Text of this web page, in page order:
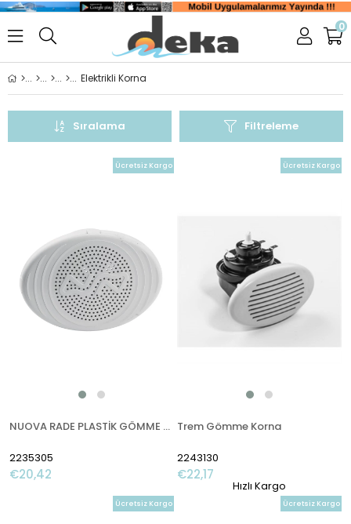
0
Elektrikli Korna
Filtreleme
Sıralama
NUOVA RADE PLASTİK GÖMME KORNA, 12V
2235305
€20,42
Ücretsiz Kargo
Trem Gömme Korna
2243130
€22,17
Ücretsiz Kargo
Hızlı Kargo
Ücretsiz Kargo Ücretsiz Kargo